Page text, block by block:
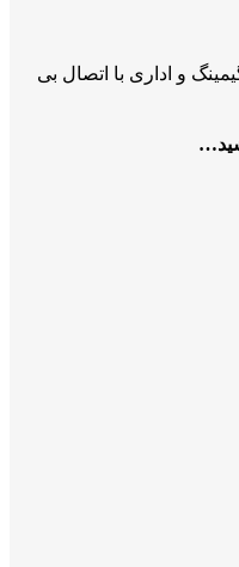
و اداری با اتصال بی